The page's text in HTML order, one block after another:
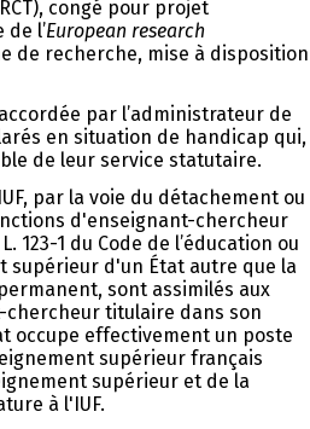
congé pour projet
l’European research
de recherche, mise à disposition
par l’administrateur de
en situation de handicap qui,
de leur service statutaire.
par la voie du détachement ou
d'enseignant-chercheur
123-1 du Code de l’éducation ou
supérieur d'un État autre que la
sont assimilés aux
titulaire dans son
occupe effectivement un poste
supérieur français
supérieur et de la
à l'IUF.